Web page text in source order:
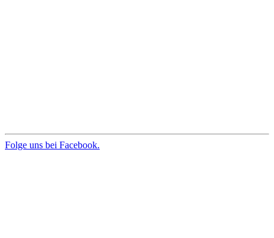
Folge uns bei Facebook.